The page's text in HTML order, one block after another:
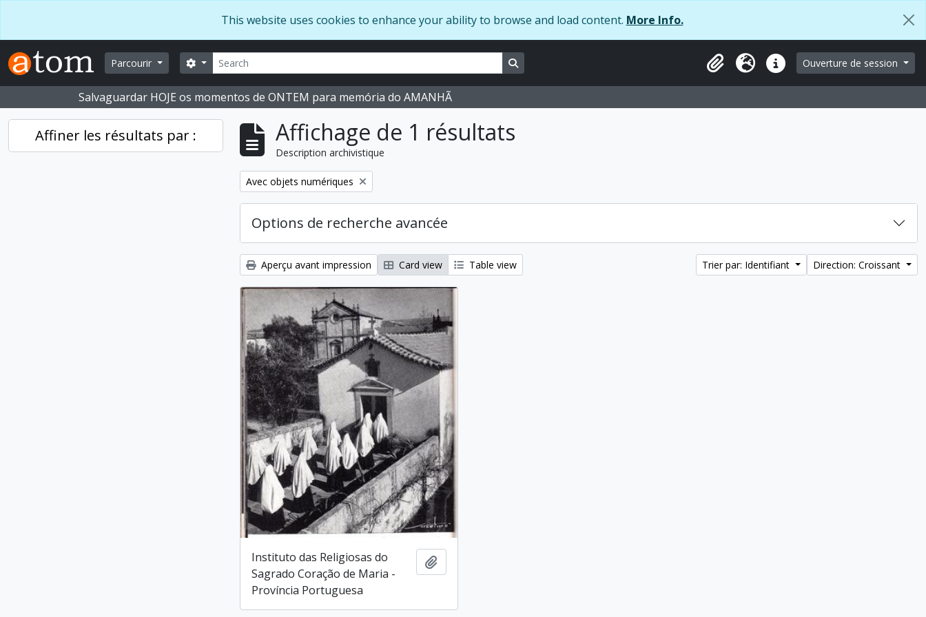
This website uses cookies to enhance your ability to browse and load content. More Info.
Parcourir Rechercher
Search options
ClipboardLangueLiens rapidesOuverture de session
Salvaguardar HOJE os momentos de ONTEM para memória do AMANHÃ
Affiner les résultats par : Affichage de 1 résultats
Description archivistique
Remove filter:
Avec objets numériques
Options de recherche avancée
Aperçu avant impression Card view Table view Trier par: Identifiant Direction: Croissant
Instituto das Religiosas do
Sagrado Coração de Maria -
Província Portuguesa